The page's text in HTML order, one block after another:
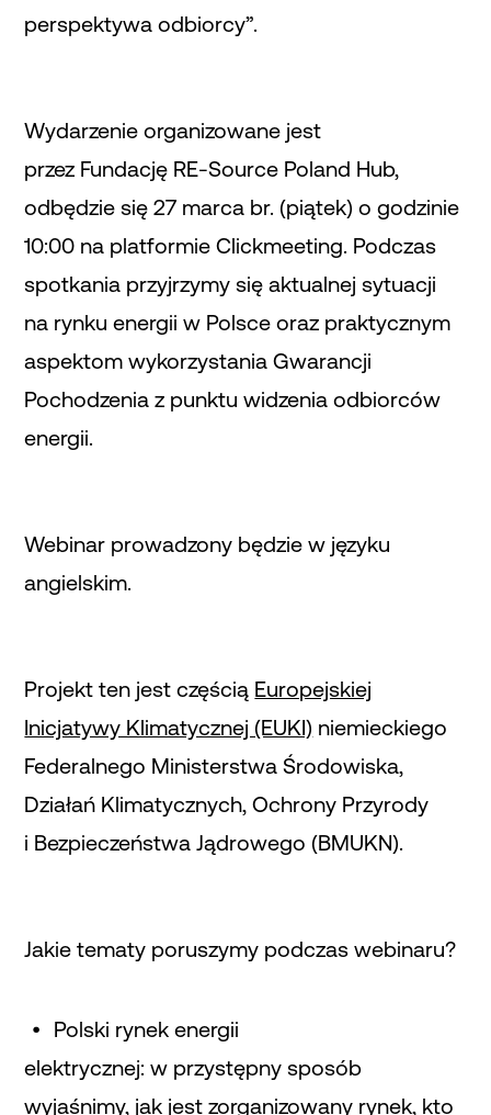
perspektywa odbiorcy”.
Wydarzenie organizowane jest
przez Fundację RE-Source Poland Hub,
odbędzie się 27 marca br. (piątek) o godzinie
10:00 na platformie Clickmeeting. Podczas
spotkania przyjrzymy się aktualnej sytuacji
na rynku energii w Polsce oraz praktycznym
aspektom wykorzystania Gwarancji
Pochodzenia z punktu widzenia odbiorców
energii.
Webinar prowadzony będzie w języku
angielskim.
Projekt ten jest częścią Europejskiej
Inicjatywy Klimatycznej (EUKI) niemieckiego
Federalnego Ministerstwa Środowiska,
Działań Klimatycznych, Ochrony Przyrody
i Bezpieczeństwa Jądrowego (BMUKN).
Jakie tematy poruszymy podczas webinaru?
Polski rynek energii
elektrycznej: w przystępny sposób
wyjaśnimy, jak jest zorganizowany rynek, kto